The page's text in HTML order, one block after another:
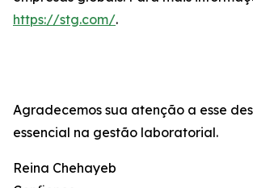
https://stg.com/.
Agradecemos sua atenção a esse
essencial na gestão laboratorial.
Reina Chehayeb